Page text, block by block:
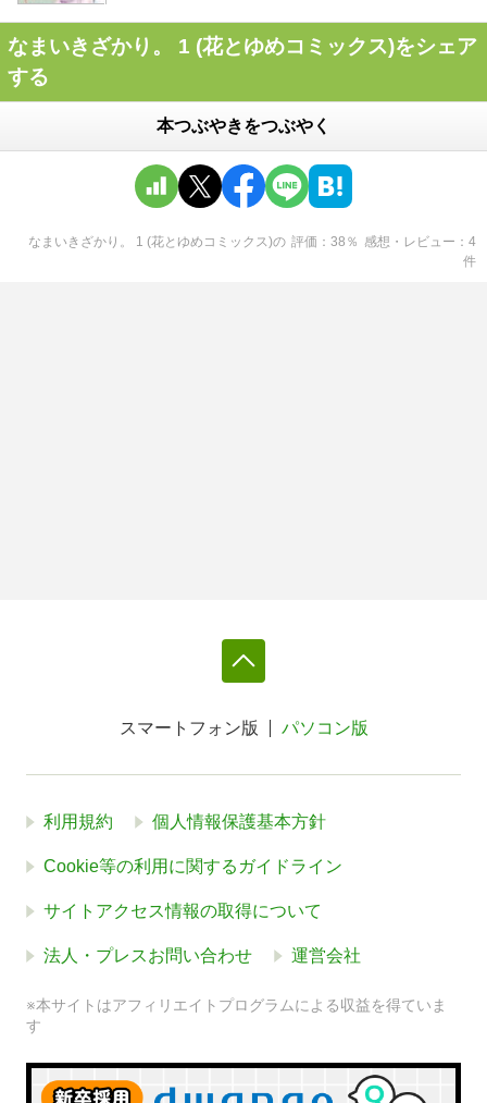
なまいきざかり。 1 (花とゆめコミックス)をシェア
する
本つぶやきをつぶやく
なまいきざかり。 1 (花とゆめコミックス)の 評価 38 ％ 感想・レビュー
4
件
スマートフォン版 パソコン版
利用規約 個人情報保護基本方針
Cookie等の利用に関するガイドライン
サイトアクセス情報の取得について
法人・プレスお問い合わせ 運営会社
※本サイトはアフィリエイトプログラムによる収益を得ていま
す